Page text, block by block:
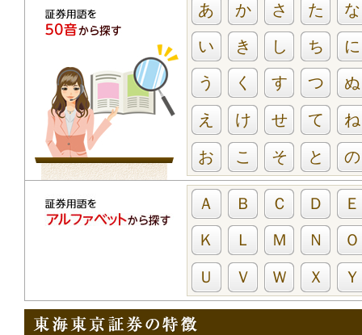
あ か さ た な
い き し ち に
う く す つ ぬ
え け せ て ね
お こ そ と の
Ａ Ｂ Ｃ Ｄ Ｅ
Ｋ Ｌ Ｍ Ｎ Ｏ
Ｕ Ｖ Ｗ Ｘ Ｙ